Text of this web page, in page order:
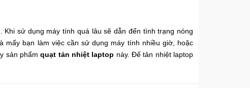
sử dụng máy tính quá lâu sẽ dẫn đến tình trạng nóng
mấy bạn làm việc cần sử dụng máy tính nhiều giờ, hoặc
sản phẩmquạt tản nhiệt laptop này. Đế tản nhiệt laptop